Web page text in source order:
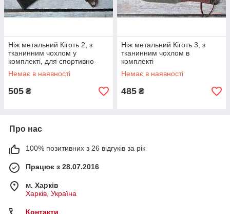
Ніж метальний Кіготь 2, з
тканинним чохлом у
комплекті, для спортивно-
тренувальних занять та
активного відпочинку
Немає в наявності
505 ₴
Ніж метальний Кіготь 3, з
тканинним чохлом в
комплекті
Немає в наявності
485 ₴
Про нас
100% позитивних з 26 відгуків за рік
Працює з 28.07.2016
м. Харків
Харків, Україна
Контакти